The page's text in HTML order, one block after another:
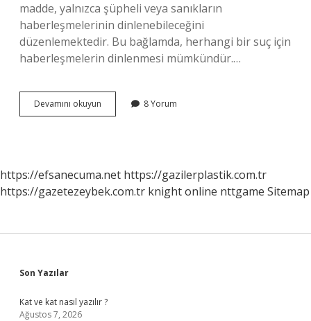
madde, yalnızca şüpheli veya sanıkların
haberleşmelerinin dinlenebileceğini
düzenlemektedir. Bu bağlamda, herhangi bir suç için
haberleşmelerin dinlenmesi mümkündür.…
Devamını okuyun Ankesörlü
Telefon
8 Yorum
https://efsanecuma.net https://gazilerplastik.com.tr
https://gazetezeybek.com.tr knight online nttgame Sitemap
Sidebar
Son Yazılar
Kat ve kat nasıl yazılır ?
Ağustos 7, 2026